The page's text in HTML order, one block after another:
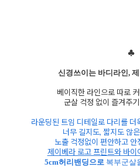
♣
신경쓰이는 바디라인,
베이직한 라인으로 따로
군살 걱정 없이 즐겨주
라운딩된 트임 디테일로 다리를
너무 길지도, 짧지도 않
노출 걱정없이 편안하고
제이베라 로고 프린트와 바이
5cm허리밴딩으로 복부군살